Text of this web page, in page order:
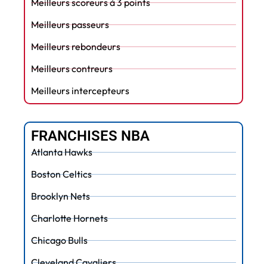
Meilleurs scoreurs à 3 points
Meilleurs passeurs
Meilleurs rebondeurs
Meilleurs contreurs
Meilleurs intercepteurs
FRANCHISES NBA
Atlanta Hawks
Boston Celtics
Brooklyn Nets
Charlotte Hornets
Chicago Bulls